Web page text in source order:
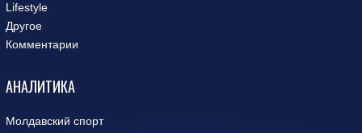
Lifestyle
Другое
Комментарии
АНАЛИТИКА
Молдавский спорт